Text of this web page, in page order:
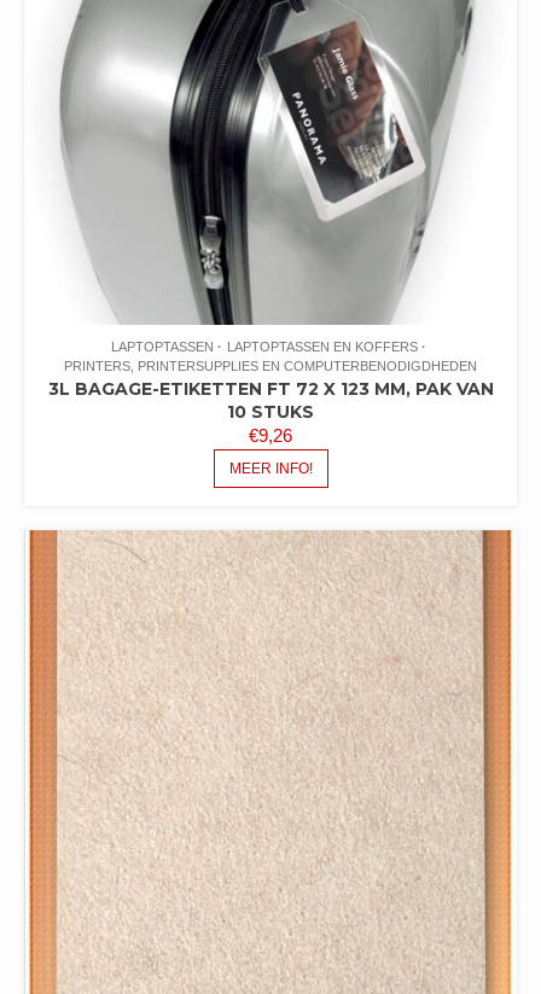
LAPTOPTASSEN
LAPTOPTASSEN EN KOFFERS
PRINTERS, PRINTERSUPPLIES EN COMPUTERBENODIGDHEDEN
3L BAGAGE-ETIKETTEN FT 72 X 123 MM, PAK VAN
10 STUKS
€9,26
MEER INFO!